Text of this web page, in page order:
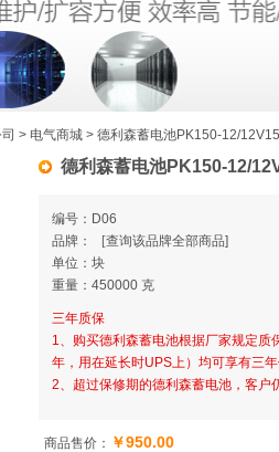
德利森蓄电池PK150-12/
编号：D06
品牌：
[查询该品牌全部商品]
单位：块
重量：450000 克
三年质保
1、购买德利森蓄电池根据厂家规定
年，用在延长时UPS上）均可享有三
2、超过保修期的德利森蓄电池，客户
商品售价： ￥950.00
> 电气商城 > 德利森蓄电池PK150-12/